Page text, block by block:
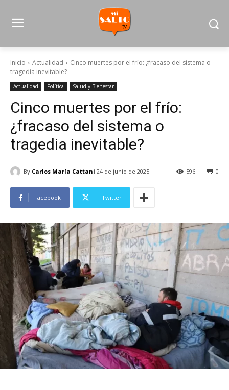
Inicio Actualidad
Cinco muertes por el frío: ¿fracaso del sistema o
tragedia inevitable?
Actualidad Política Salud y Bienestar
Cinco muertes por el frío:
¿fracaso del sistema o
tragedia inevitable?
By Carlos María Cattani 24 de junio de 2025 0
596
Facebook Twitter